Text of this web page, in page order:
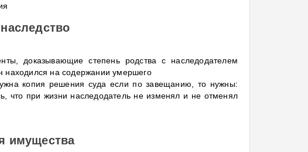
доказывающие степень родства с наследодателем
находился на содержании умершего
копия решения суда если по завещанию, то нужны:
что при жизни наследодатель не изменял и не отменял
имущества